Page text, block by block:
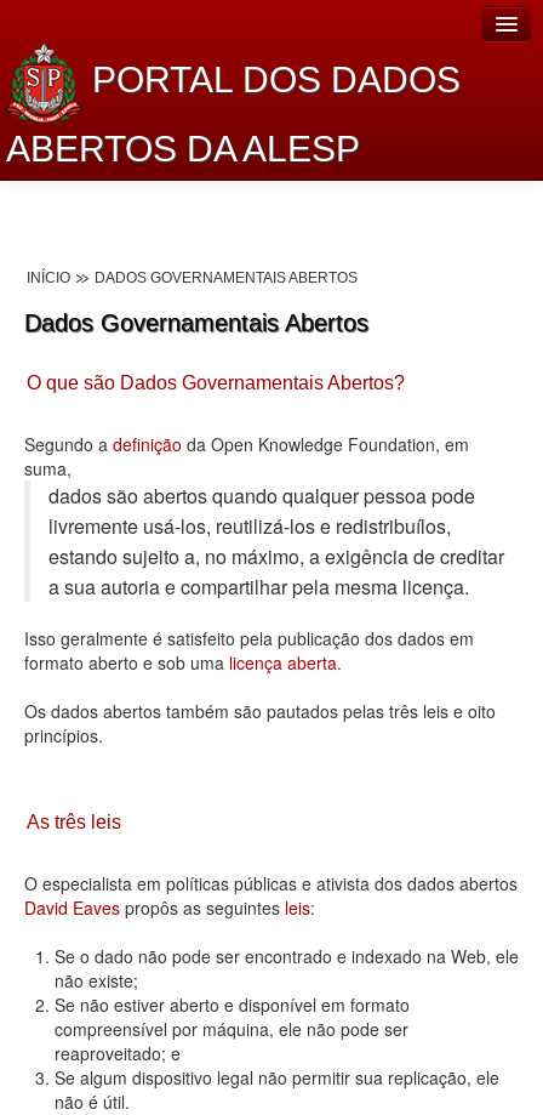
PORTAL DOS DADOS
ABERTOS DA ALESP
Lei de Acesso à Informação
Dados Governamentais Abertos
Planejamento
Catálogo de dados
Processo Legislativo
Deputados Estaduais
Administração
Legislação
Agenda
Contato
INÍCIO DADOS GOVERNAMENTAIS ABERTOS
Dados Governamentais Abertos
O que são Dados Governamentais Abertos?
Segundo a definição da Open Knowledge Foundation, em
suma,
dados são abertos quando qualquer pessoa pode
livremente usá-los, reutilizá-los e redistribuí­los,
estando sujeito a, no máximo, a exigência de creditar
a sua autoria e compartilhar pela mesma licença.
Isso geralmente é satisfeito pela publicação dos dados em
formato aberto e sob uma licença aberta.
Os dados abertos também são pautados pelas três leis e oito
princípios.
As três leis
O especialista em políticas públicas e ativista dos dados abertos
David Eaves propôs as seguintes leis:
Se o dado não pode ser encontrado e indexado na Web, ele
não existe;
Se não estiver aberto e disponível em formato
compreensível por máquina, ele não pode ser
reaproveitado; e
Se algum dispositivo legal não permitir sua replicação, ele
não é útil.